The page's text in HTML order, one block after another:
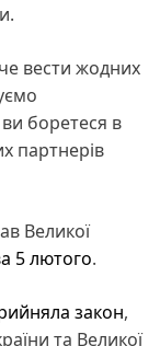
вести жодних
боретеся в
партнерів
Великої
5 лютого.
закон,
та Великої